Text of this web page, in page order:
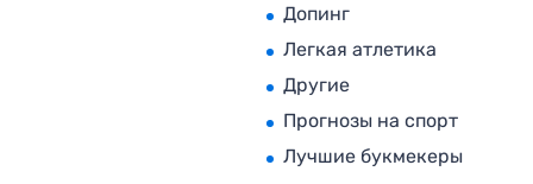
Допинг
Легкая атлетика
Другие
Прогнозы на спорт
Лучшие букмекеры